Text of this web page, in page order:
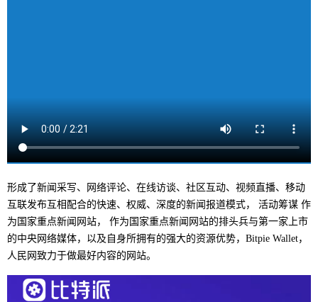
形成了新闻采写、网络评论、在线访谈、社区互动、视频直播、移动
互联发布互相配合的快速、权威、深度的新闻报道模式， 活动筹谋 作
为国家重点新闻网站， 作为国家重点新闻网站的排头兵与第一家上市
的中央网络媒体，以及自身所拥有的强大的资源优势，Bitpie Wallet，
人民网致力于做最好内容的网站。